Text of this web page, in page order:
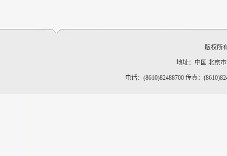
版权所
地址：中国 北京
电话：(8610)82488700 传真：